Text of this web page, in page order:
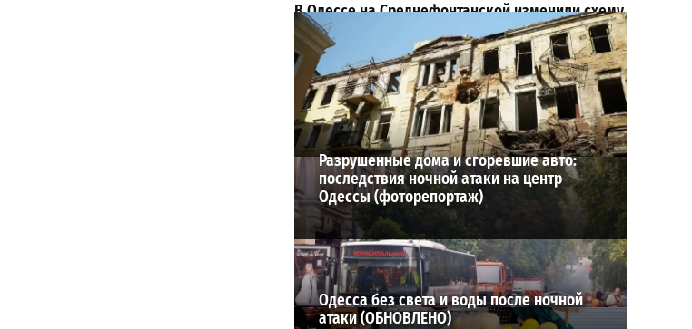
В Одессе на Среднефонтанской изменили схему
движения: что важно знать водителям
2
2026-08-08
ВИБОР РЕДАКЦИИ
Разрушенные дома и сгоревшие авто:
последствия ночной атаки на центр
Одессы (фоторепортаж)
Одесса без света и воды после ночной
атаки (ОБНОВЛЕНО)